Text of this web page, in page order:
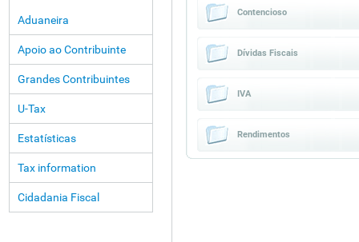
Aduaneira
Apoio ao Contribuinte
Grandes Contribuintes
U-Tax
Estatísticas
Tax information
Cidadania Fiscal
Contencioso
Dívidas Fiscais
IVA
Rendimentos